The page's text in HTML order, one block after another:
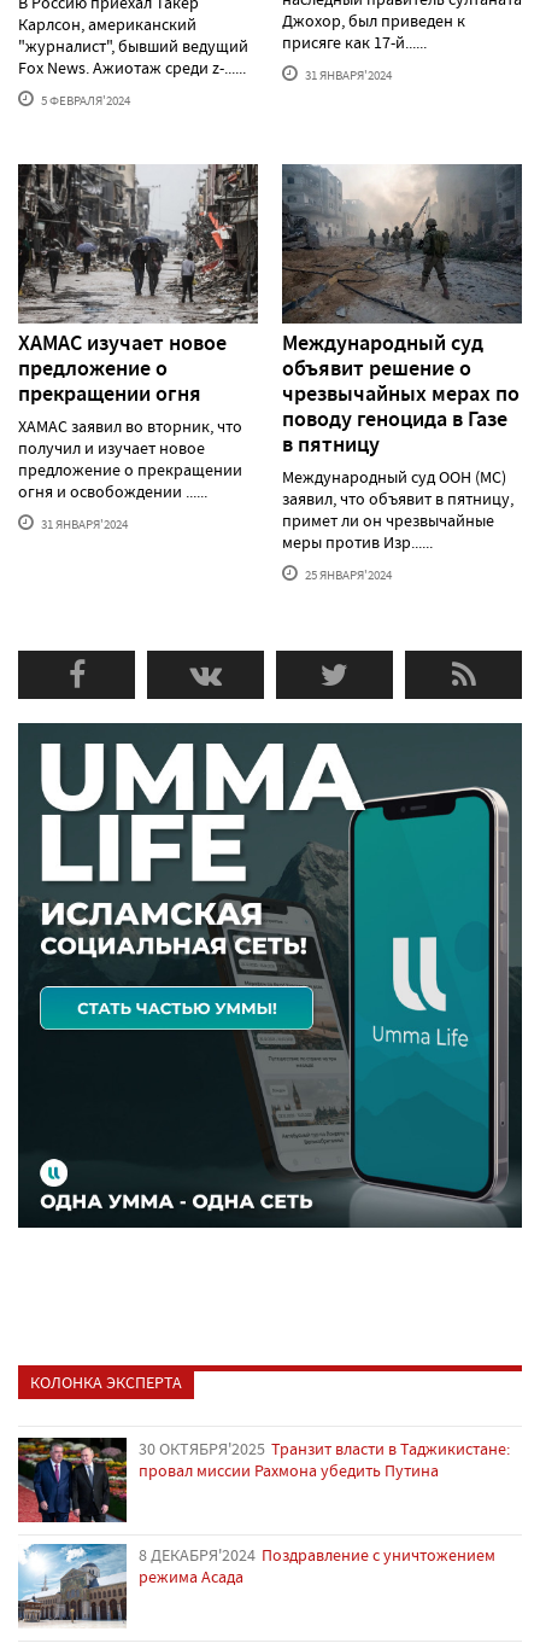
Карлсон, американский
"журналист", бывший ведущий
Fox News. Ажиотаж среди z-......
5 ФЕВРАЛЯ'2024
Джохор, был приведен к
присяге как 17-й......
31 ЯНВАРЯ'2024
ХАМАС изучает новое
предложение о
прекращении огня
ХАМАС заявил во вторник, что
получил и изучает новое
предложение о прекращении
огня и освобождении ......
31 ЯНВАРЯ'2024
Международный суд
объявит решение о
чрезвычайных мерах по
поводу геноцида в Газе
в пятницу
Международный суд ООН (МС)
заявил, что объявит в пятницу,
примет ли он чрезвычайные
меры против Изр......
25 ЯНВАРЯ'2024
КОЛОНКА ЭКСПЕРТА
30 ОКТЯБРЯ'2025 Транзит власти в Таджикистане:
провал миссии Рахмона убедить Путина
8 ДЕКАБРЯ'2024 Поздравление с уничтожением
режима Асада